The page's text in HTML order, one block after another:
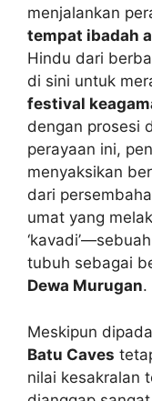
menjalankan
tempat ibadah
Hindu dari
di sini untuk
festival
dengan prosesi
perayaan ini,
menyaksikan
dari
umat yang
tubuh sebagai
Dewa Murugan.
Meskipun
Batu Caves
nilai kesakralan